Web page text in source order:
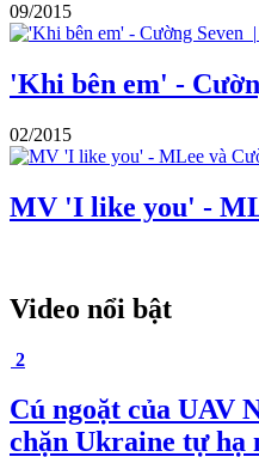
09/2015
|
'Khi bên em' -
02/2015
MV 'I like you' -
Video nổi bật
2
Cú ngoặt của UAV
chặn Ukraine tự hạ